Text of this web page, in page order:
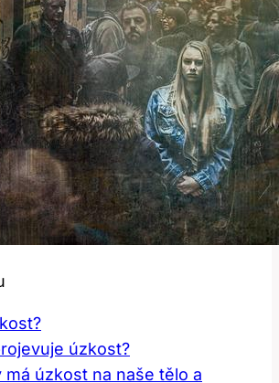
úzkost?
má úzkost na naše tělo a